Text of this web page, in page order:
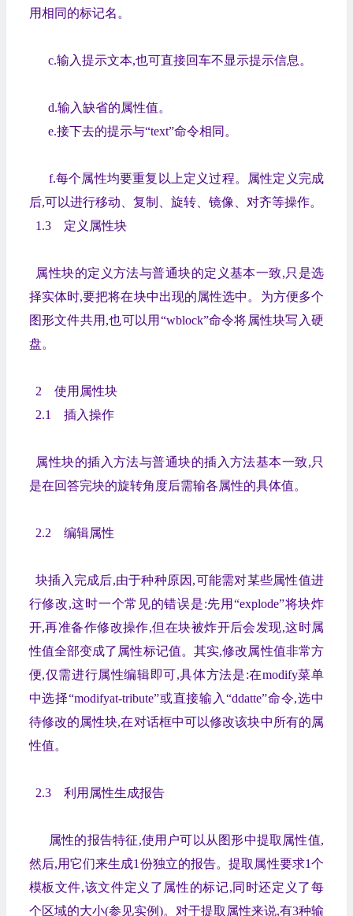
用相同的标记名。
c.输入提示文本,也可直接回车不显示提示信息。
d.输入缺省的属性值。
e.接下去的提示与“text”命令相同。
f.每个属性均要重复以上定义过程。属性定义完成
后,可以进行移动、复制、旋转、镜像、对齐等操作。
1.3 定义属性块
属性块的定义方法与普通块的定义基本一致,只是选
择实体时,要把将在块中出现的属性选中。为方便多个
图形文件共用,也可以用“wblock”命令将属性块写入硬
盘。
2 使用属性块
2.1 插入操作
属性块的插入方法与普通块的插入方法基本一致,只
是在回答完块的旋转角度后需输各属性的具体值。
2.2 编辑属性
块插入完成后,由于种种原因,可能需对某些属性值进
行修改,这时一个常见的错误是:先用“explode”将块炸
开,再准备作修改操作,但在块被炸开后会发现,这时属
性值全部变成了属性标记值。其实,修改属性值非常方
便,仅需进行属性编辑即可,具体方法是:在modify菜单
中选择“modifyat-tribute”或直接输入“ddatte”命令,选中
待修改的属性块,在对话框中可以修改该块中所有的属
性值。
2.3 利用属性生成报告
属性的报告特征,使用户可以从图形中提取属性值,
然后,用它们来生成1份独立的报告。提取属性要求1个
模板文件,该文件定义了属性的标记,同时还定义了每
个区域的大小(参见实例)。对于提取属性来说,有3种输